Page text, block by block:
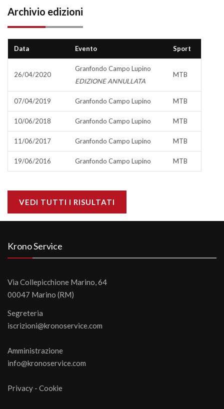
Archivio edizioni
Data Evento Sport
26/04/2020
Granfondo Campo Lupino
EDIZIONE ANNULLATA
MTB
07/04/2019 Granfondo Campo Lupino MTB
10/06/2018 Granfondo Campo Lupino MTB
11/06/2017 Granfondo Campo Lupino MTB
19/06/2016 Granfondo Campo Lupino MTB
VEDI TUTTI I RISULTATI
Krono Service
Via Collepicchione Marino, 64
00047 Marino (RM)
Segreteria
iscrizioni@kronoservice.com
Amministrazione
info@kronoservice.com
Privacy - Cookie